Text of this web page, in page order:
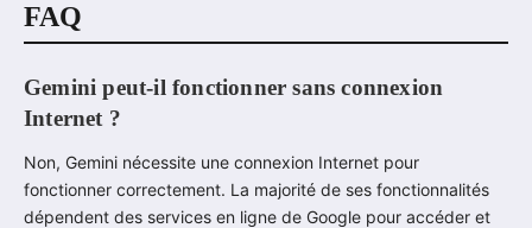
FAQ
Gemini peut-il fonctionner sans connexion
Internet ?
Non, Gemini nécessite une connexion Internet pour
fonctionner correctement. La majorité de ses fonctionnalités
dépendent des services en ligne de Google pour accéder et